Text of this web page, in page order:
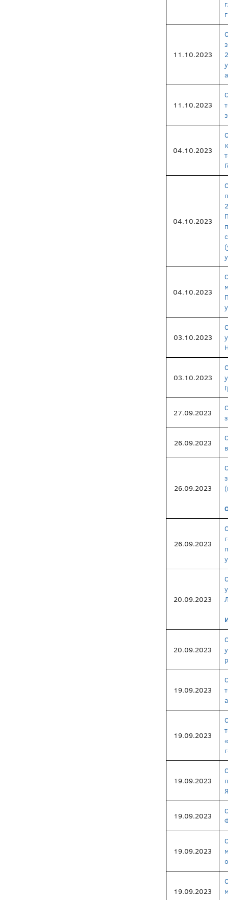
11.10.2023
11.10.2023
04.10.2023
04.10.2023
04.10.2023
03.10.2023
03.10.2023
27.09.2023
26.09.2023
26.09.2023
26.09.2023
20.09.2023
20.09.2023
19.09.2023
19.09.2023
19.09.2023
19.09.2023
19.09.2023
19.09.2023